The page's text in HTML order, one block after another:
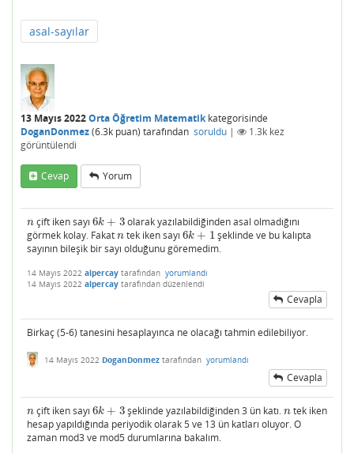
asal-sayılar
13 Mayıs 2022Orta Öğretim Matematikkategorisinde
DoganDonmez(6.3k puan) tarafından soruldu | 1.3k kez
görüntülendi
Cevap Yorum
n
nçift iken sayı 6k + 3
6k+3
olarak yazılabildiğinden asal olmadığını
görmek kolay. Fakat n
ntek iken sayı 6k + 1
6k+1
şeklinde ve bu kalıpta
sayının bileşik bir sayı olduğunu göremedim.
14 Mayıs 2022 alpercay tarafından yorumlandı
14 Mayıs 2022 alpercay tarafından düzenlendi
Cevapla
Birkaç (5-6) tanesini hesaplayınca ne olacağı tahmin edilebiliyor.
14 Mayıs 2022 DoganDonmez tarafından yorumlandı
Cevapla
n
nçift iken sayı 6k + 3
6k+3 şeklinde yazılabildiğinden 3 ün katı.n
ntek iken
hesap yapıldığında periyodik olarak 5 ve 13 ün katları oluyor. O
zaman mod3 ve mod5 durumlarına bakalım.